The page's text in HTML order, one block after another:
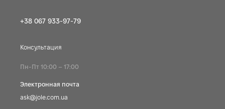
+38 067 933-97-79
Консультация
Пн-Пт 10:00 – 17:00
Электронная почта
ask@jole.com.ua